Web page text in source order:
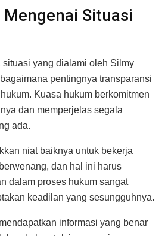
Situasi
situasi yang dialami oleh Silmy
pentingnya transparansi
Kuasa hukum berkomitmen
dan memperjelas segala
ada.
niat baiknya untuk bekerja
dan hal ini harus
dalam proses hukum sangat
keadilan yang sesungguhnya.
informasi yang benar